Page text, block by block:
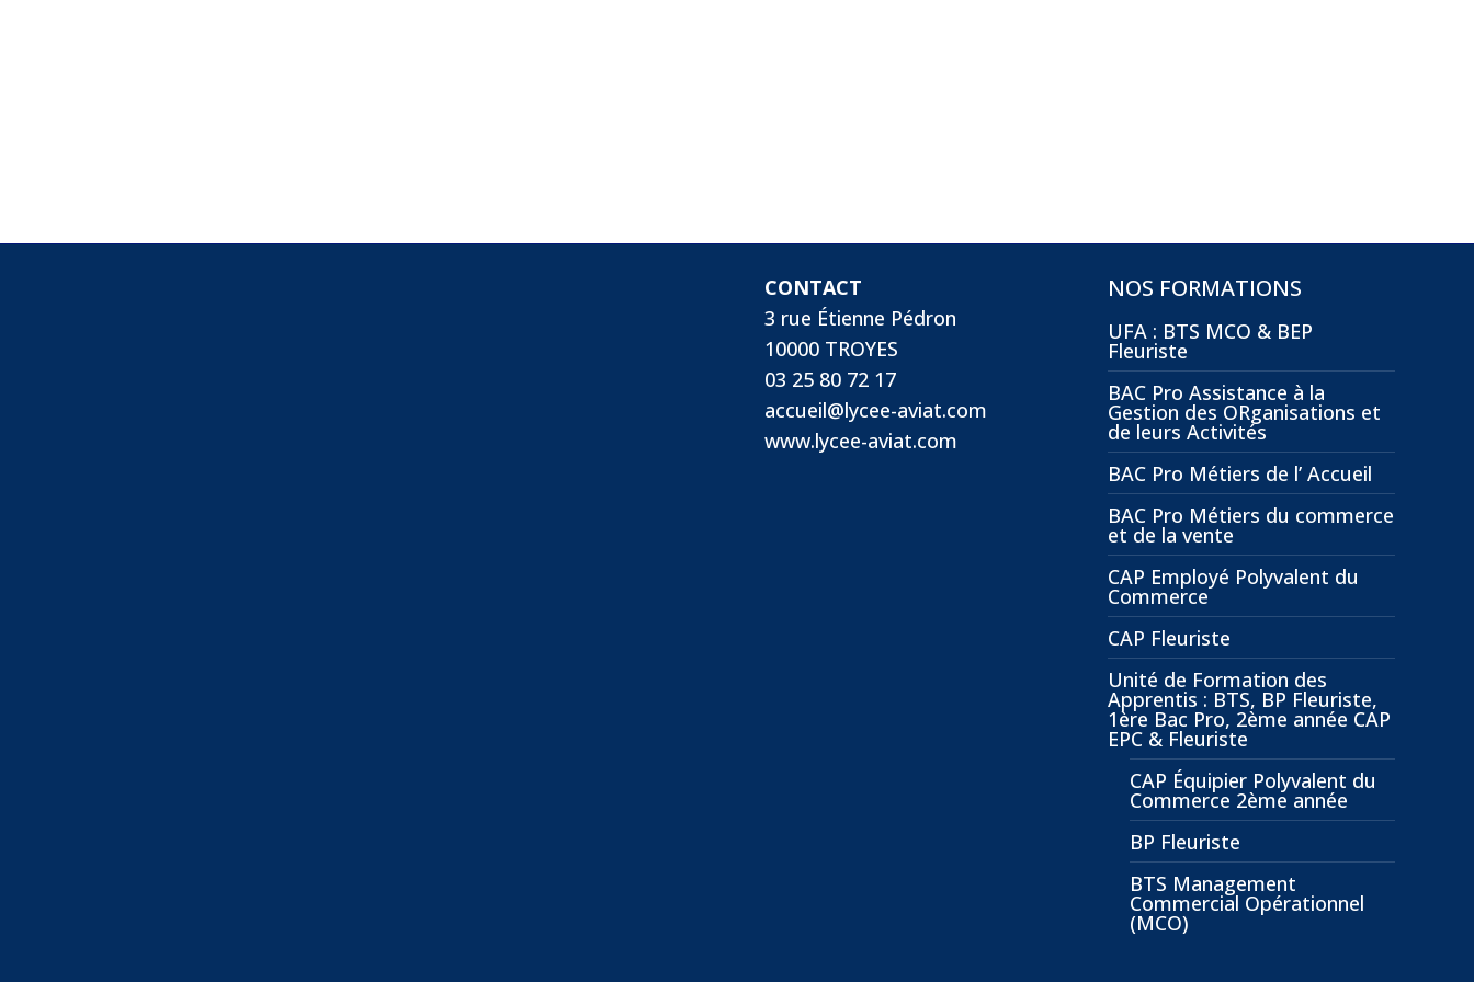
CONTACT
3 rue Étienne Pédron
10000 TROYES
03 25 80 72 17
accueil@lycee-aviat.com
www.lycee-aviat.com
NOS FORMATIONS
UFA : BTS MCO & BEP
Fleuriste
BAC Pro Assistance à la
Gestion des ORganisations et
de leurs Activités
BAC Pro Métiers de l’ Accueil
BAC Pro Métiers du commerce
et de la vente
CAP Employé Polyvalent du
Commerce
CAP Fleuriste
Unité de Formation des
Apprentis : BTS, BP Fleuriste,
1ère Bac Pro, 2ème année CAP
EPC & Fleuriste
CAP Équipier Polyvalent du
Commerce 2ème année
BP Fleuriste
BTS Management
Commercial Opérationnel
(MCO)